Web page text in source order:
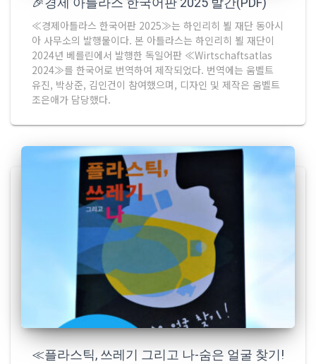
≪경제아틀라스 한국어판 2025≫는 하인리히 뵐 재단 동아시
아 사무소의 발행물이다. 본 아틀라스는 하인리히 뵐 재단이
2024년 베를린에서 발행한 독일어판 ≪Wirtschaftsatlas
2024≫를 한국어로 번역하여 제작되었다. 번역에는 움벨트
유진, 박상준, 김인건이 참여했으며, 디자인 및 제작은 움벨트
조은애가 담당했다.
≪플라스틱, 쓰레기 그리고 나-숨은 얼굴 찾기!